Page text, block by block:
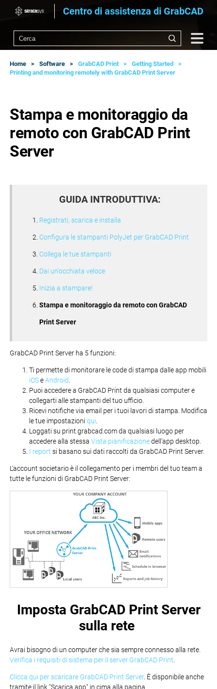
Centro di assistenza di GrabCAD
Home Software GrabCAD Print
Getting Started
Printing and monitoring remotely with GrabCAD Print Server
Stampa e monitoraggio da
remoto con GrabCAD Print
Server
GUIDA INTRODUTTIVA:
Registrati, scarica e installa
Configura le stampanti PolyJet per GrabCAD Print
Collega le tue stampanti
Dai un'occhiata veloce
Inizia a stampare!
Stampa e monitoraggio da remoto con GrabCAD
Print Server
GrabCAD Print Server ha 5 funzioni:
Ti permette di monitorare le code di stampa dalle app mobili
iOSeAndroid
Puoi accedere a GrabCAD Print da qualsiasi computer e
collegarti alle stampanti del tuo ufficio.
Ricevi notifiche via email per i tuoi lavori di stampa. Modifica
le tue impostazioni qui
Loggati su print.grabcad.com da qualsiasi luogo per
accedere alla stessa Vista pianificazionedell'app desktop.
I report si basano sui dati raccolti da GrabCAD Print Server.
L'account societario è il collegamento per i membri del tuo team a
tutte le funzioni di GrabCAD Print Server:
Imposta GrabCAD Print Server
sulla rete
Avrai bisogno di un computer che sia sempre connesso alla rete.
Verifica i requisiti di sistema per il server GrabCAD Print.
Clicca qui per scaricare GrabCAD Print Server. È disponibile anche
tramite il link "Scarica app" in cima alla pagina.